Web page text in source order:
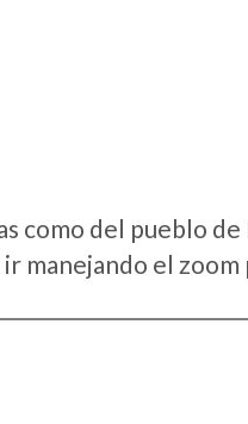
como del pueblo de
manejando el zoom